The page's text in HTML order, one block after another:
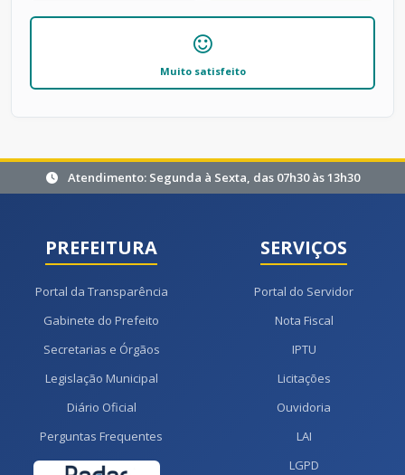
Muito satisfeito
Atendimento: Segunda à Sexta, das 07h30 às 13h30
PREFEITURA
Portal da Transparência
Gabinete do Prefeito
Secretarias e Órgãos
Legislação Municipal
Diário Oficial
Perguntas Frequentes
SERVIÇOS
Portal do Servidor
Nota Fiscal
IPTU
Licitações
Ouvidoria
LAI
LGPD